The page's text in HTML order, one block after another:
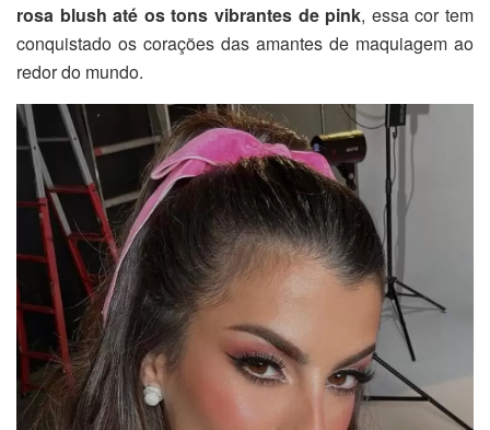
rosa blush até os tons vibrantes de pink, essa cor tem
conquistado os corações das amantes de maquiagem ao
redor do mundo.